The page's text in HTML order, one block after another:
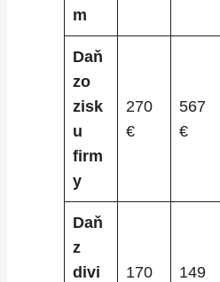
m
Daň
zo
zisk
u
firm
y
270
€
567
€
Daň
z
divi
170
149